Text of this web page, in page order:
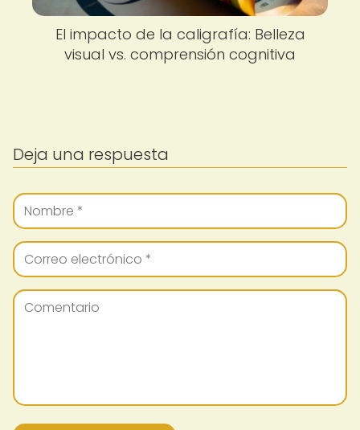
El impacto de la caligrafía: Belleza
visual vs. comprensión cognitiva
Deja una respuesta